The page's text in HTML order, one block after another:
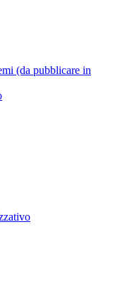
(da pubblicare in